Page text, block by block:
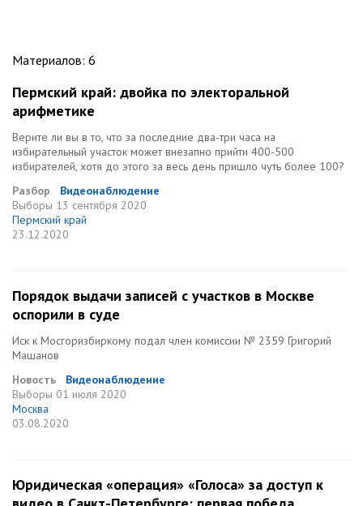
Материалов: 6
Пермский край: двойка по электоральной
арифметике
Верите ли вы в то, что за последние два-три часа на
избирательный участок может внезапно прийти 400-500
избирателей, хотя до этого за весь день пришло чуть более 100?
Разбор
Видеонаблюдение
Выборы 13 сентября 2020
Пермский край
23.12.2020
Порядок выдачи записей с участков в Москве
оспорили в суде
Иск к Мосгоризбиркому подал член комиссии № 2359 Григорий
Машанов
Новость
Видеонаблюдение
Выборы 01 июля 2020
Москва
03.08.2020
Юридическая «операция» «Голоса» за доступ к